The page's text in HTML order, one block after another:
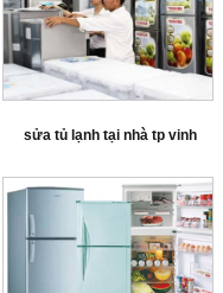
sửa tủ lạnh tại nhà tp vinh